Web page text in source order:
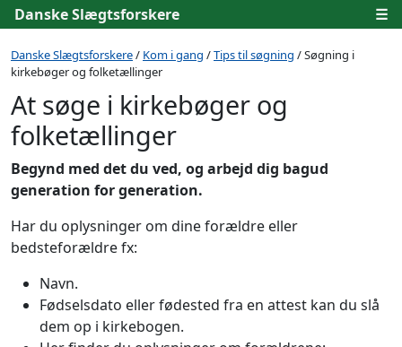
Danske Slægtsforskere ☰
Danske Slægtsforskere/ Kom i gang /Tips til søgning / Søgning i
kirkebøger og folketællinger
At søge i kirkebøger og
folketællinger
Begynd med det du ved, og arbejd dig bagud
generation for generation.
Har du oplysninger om dine forældre eller
bedsteforældre fx:
Navn.
Fødselsdato eller fødested fra en attest kan du slå
dem op i kirkebogen.